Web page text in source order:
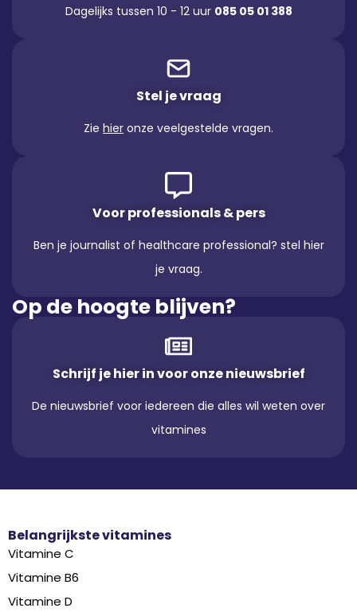
Dagelijks tussen 10 - 12 uur 085 05 01 388
Stel je vraag
Zie hier onze veelgestelde vragen.
Voor professionals & pers
Ben je journalist of healthcare professional? stel hier
je vraag.
Op de hoogte blijven?
Schrijf je hier in voor onze nieuwsbrief
De nieuwsbrief voor iedereen die alles wil weten over
vitamines
Belangrijkste vitamines
Vitamine C
Vitamine B6
Vitamine D